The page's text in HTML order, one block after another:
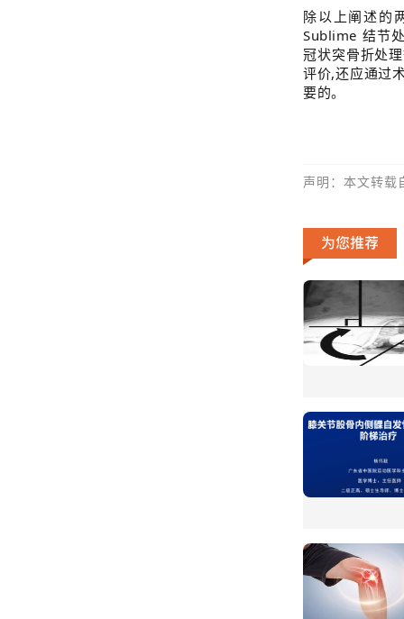
除以上阐述的
Sublime 结节
冠状突骨折处
评价,还应通过
要的。
声明：本文转载